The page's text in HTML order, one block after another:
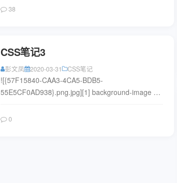
线，目前...
38
CSS笔记3
彭文凤 2020-03-31 CSS笔记
![{57F15840-CAA3-4CA5-BDB5-
55E5CF0AD938}.png.jpg][1] background-image 把
0